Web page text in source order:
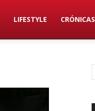
LIFESTYLE CRÓNICAS